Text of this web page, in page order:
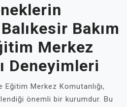
Bakım
Merkez
Deneyimleri
Eğitim Merkez Komutanlığı,
önemli bir kurumdur. Bu